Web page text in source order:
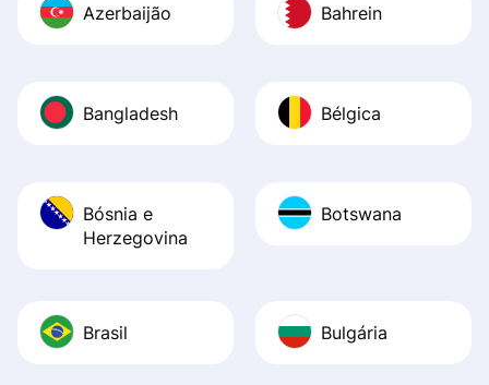
Azerbaijão Bahrein
Bangladesh Bélgica
Bósnia e
Herzegovina
Botswana
Brasil Bulgária